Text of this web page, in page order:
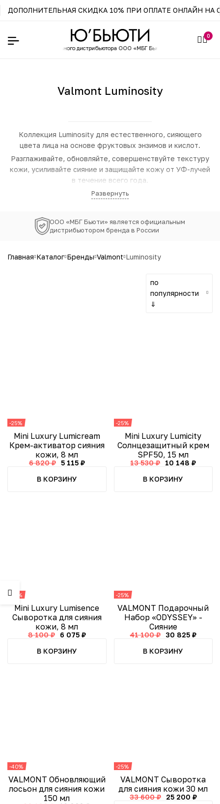
ДОПОЛНИТЕЛЬНАЯ СКИДКА 10% ПРИ ОПЛАТЕ ОНЛАЙН НА
магазин официальногодистрибьютора ООО «МБГ Бьюти»
0
Valmont Luminosity
Коллекция Luminosity для естественного, сияющего
цвета лица на основе фруктовых энзимов и кислот.
Разглаживайте, обновляйте, совершенствуйте текстуру
кожи, усиливайте сияние и защищайте кожу от УФ-лучей
в течение всего года.
Развернуть
ООО «МБГ Бьюти» является официальным
дистрибьютором бренда в России
главная каталог бренды valmont luminosity
по
популярности
⇓
-25%
Mini Luxury Lumicream
Крем-активатор сияния
кожи, 8 мл
6 820 ₽
5 115 ₽
В КОРЗИНУ
-25%
Mini Luxury Lumicity
Солнцезащитный крем
SPF50, 15 мл
13 530 ₽
10 148 ₽
В КОРЗИНУ
-25%
Mini Luxury Lumisence
Сыворотка для сияния
кожи, 8 мл
8 100 ₽
6 075 ₽
В КОРЗИНУ
-25%
VALMONT Подарочный
Набор «ODYSSEY» -
Сияние
41 100 ₽
30 825 ₽
В КОРЗИНУ
-40%
VALMONT Обновляющий
лосьон для сияния кожи
150 мл
-25%
VALMONT Сыворотка
для сияния кожи 30 мл
33 600 ₽
25 200 ₽